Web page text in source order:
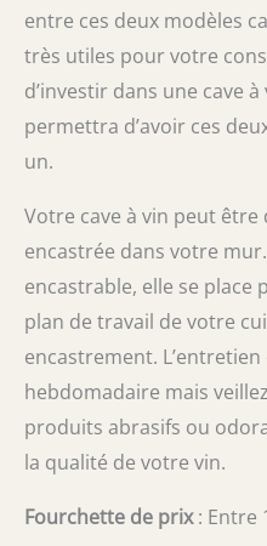
entre ces deux modèles
très utiles pour votre
d’investir dans une cave
permettra d’avoir ces
un.
Votre cave à vin peut
encastrée dans votre
encastrable, elle se place
plan de travail de votre
encastrement.
hebdomadaire mais
produits abrasifs ou
la qualité de votre vin.
Fourchette de prix: Entre